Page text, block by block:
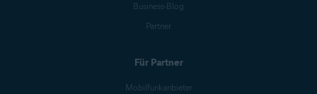
Business-Blog
Partner
Für Partner
Mobilfunkanbieter